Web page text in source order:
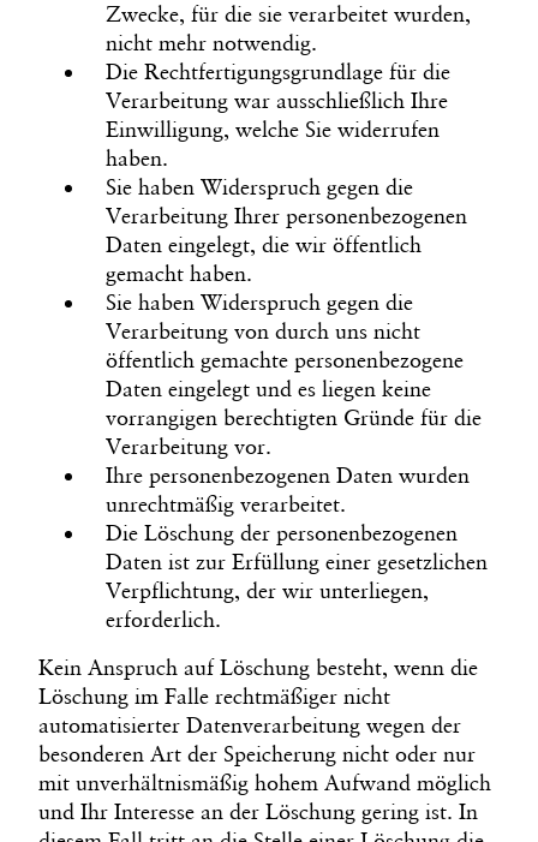
Zwecke, für die sie verarbeitet wurden,
nicht mehr notwendig.
Die Rechtfertigungsgrundlage für die
Verarbeitung war ausschließlich Ihre
Einwilligung, welche Sie widerrufen
haben.
Sie haben Widerspruch gegen die
Verarbeitung Ihrer personenbezogenen
Daten eingelegt, die wir öffentlich
gemacht haben.
Sie haben Widerspruch gegen die
Verarbeitung von durch uns nicht
öffentlich gemachte personenbezogene
Daten eingelegt und es liegen keine
vorrangigen berechtigten Gründe für die
Verarbeitung vor.
Ihre personenbezogenen Daten wurden
unrechtmäßig verarbeitet.
Die Löschung der personenbezogenen
Daten ist zur Erfüllung einer gesetzlichen
Verpflichtung, der wir unterliegen,
erforderlich.
Kein Anspruch auf Löschung besteht, wenn die
Löschung im Falle rechtmäßiger nicht
automatisierter Datenverarbeitung wegen der
besonderen Art der Speicherung nicht oder nur
mit unverhältnismäßig hohem Aufwand möglich
und Ihr Interesse an der Löschung gering ist. In